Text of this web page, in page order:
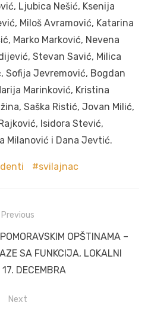
Ljubica Nešić, Ksenija
Miloš Avramović, Katarina
Marko Marković, Nevena
Stevan Savić, Milica
Sofija Jevremović, Bogdan
Marinković, Kristina
Saška Ristić, Jovan Milić,
Isidora Stević,
Milanović i Dana Jevtić.
svilajnac
Previous
OPŠTINAMA –
SA FUNKCIJA, LOKALNI
DECEMBRA
Next